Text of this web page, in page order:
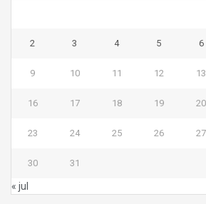
2 3 4 5 6
9 10 11 12 13
16 17 18 19 20
23 24 25 26 27
30 31
« jul